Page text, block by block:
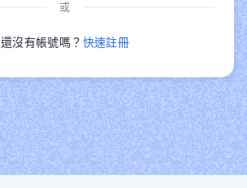
或
還沒有帳號嗎？ 快速註冊